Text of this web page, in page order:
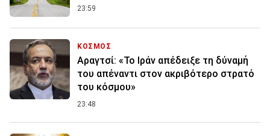
23:59
ΚΟΣΜΟΣ
Αραγτσί: «Το Ιράν απέδειξε τη δύναμή
του απέναντι στον ακριβότερο στρατό
του κόσμου»
23:48